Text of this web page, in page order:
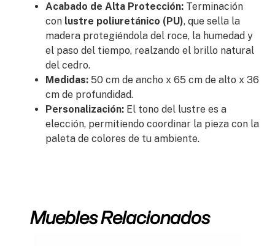
Acabado de Alta Protección: Terminación
con lustre poliuretánico (PU), que sella la
madera protegiéndola del roce, la humedad y
el paso del tiempo, realzando el brillo natural
del cedro.
Medidas: 50 cm de ancho x 65 cm de alto x 36
cm de profundidad.
Personalización: El tono del lustre es a
elección, permitiendo coordinar la pieza con la
paleta de colores de tu ambiente.
Muebles Relacionados